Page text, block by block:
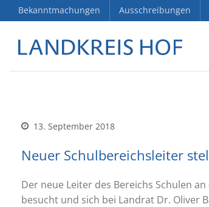
Bekanntmachungen Ausschreibungen
13. September 2018
Neuer Schulbereichsleiter
Der neue Leiter des Bereichs Schulen
besucht und sich bei Landrat Dr. Oliver